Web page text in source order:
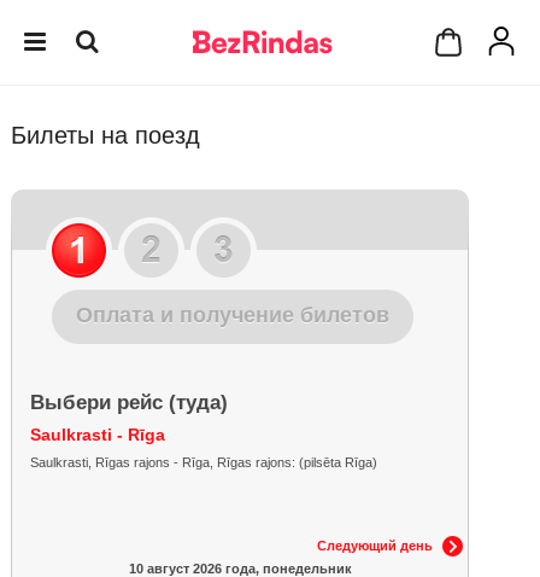
Билеты на поезд
Оплата и получение билетов
Выбери рейс (туда)
Saulkrasti - Rīga
Saulkrasti, Rīgas rajons - Rīga, Rīgas rajons: (pilsēta Rīga)
Следующий день
10 август 2026 года, понедельник